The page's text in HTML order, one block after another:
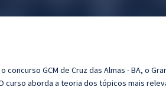
concurso GCM de Cruz das Almas - BA, o
curso aborda a teoria dos tópicos mais